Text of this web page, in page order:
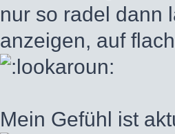
nur so radel dann
anzeigen, auf
Mein Gefühl ist